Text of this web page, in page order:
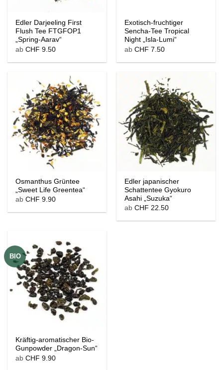
Edler Darjeeling First
Flush Tee FTGFOP1
„Spring-Aarav“
abCHF 9.50
Exotisch-fruchtiger
Sencha-Tee Tropical
Night „Isla-Lumi“
abCHF 7.50
Osmanthus Grüntee
„Sweet Life Greentea“
abCHF 9.90
Edler japanischer
Schattentee Gyokuro
Asahi „Suzuka“
abCHF 22.50
BIO
Kräftig-aromatischer Bio-
Gunpowder „Dragon-Sun“
abCHF 9.90